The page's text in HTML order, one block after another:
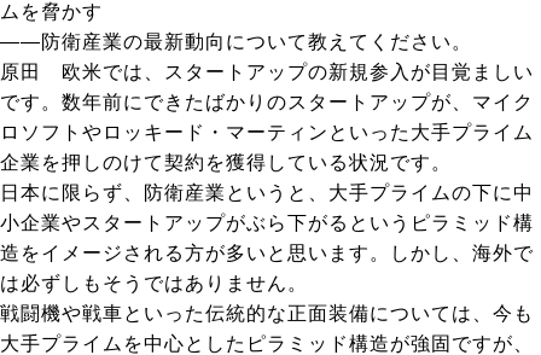
ムを脅かす
――防衛産業の最新動向について教えてください。
原田
欧米では、スタートアップの新規参入が目覚ましい
です。数年前にできたばかりのスタートアップが、マイク
ロソフトやロッキード・マーティンといった大手プライム
企業を押しのけて契約を獲得している状況です。
日本に限らず、防衛産業というと、大手プライムの下に中
小企業やスタートアップがぶら下がるというピラミッド構
造をイメージされる方が多いと思います。しかし、海外で
は必ずしもそうではありません。
戦闘機や戦車といった伝統的な正面装備については、今も
大手プライムを中心としたピラミッド構造が強固ですが、